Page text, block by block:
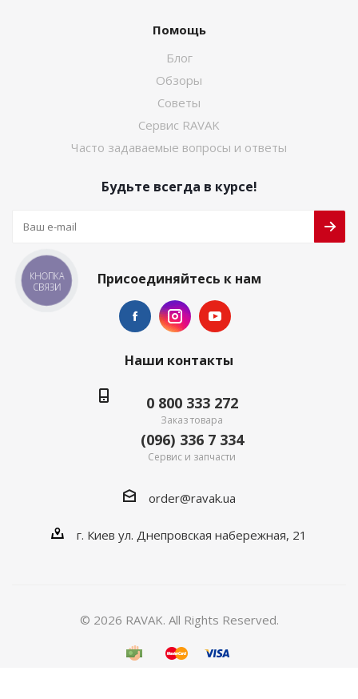
Помощь
Блог
Обзоры
Советы
Сервис RAVAK
Часто задаваемые вопросы и ответы
Будьте всегда в курсе!
Присоединяйтесь к нам
Наши контакты
0 800 333 272
Заказ товара
(096) 336 7 334
Сервис и запчасти
order@ravak.ua
г. Киев ул. Днепровская набережная, 21
© 2026 RAVAK. All Rights Reserved.
КНОПКА
СВЯЗИ